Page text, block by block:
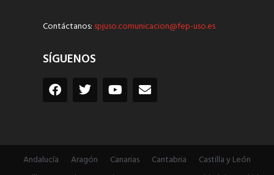
Contáctanos: spjuso.comunicacion@fep-uso.es
SÍGUENOS
Andalucía Aragón Canarias Cantabria
Castilla y León